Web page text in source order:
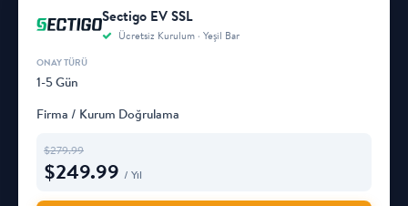
Sectigo EV SSL
Ücretsiz Kurulum · Yeşil Bar
1-5 Gün
Firma / Kurum Doğrulama
$279.99
$249.99 / Yıl